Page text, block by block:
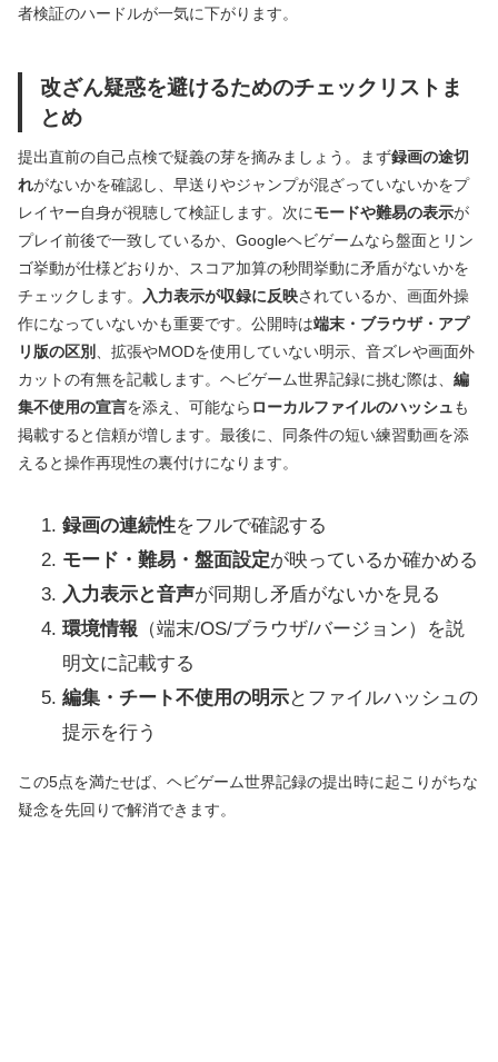
者検証のハードルが一気に下がります。
改ざん疑惑を避けるためのチェックリストま
とめ
提出直前の自己点検で疑義の芽を摘みましょう。まず録画の途切
れがないかを確認し、早送りやジャンプが混ざっていないかをプ
レイヤー自身が視聴して検証します。次にモードや難易の表示が
プレイ前後で一致しているか、Googleヘビゲームなら盤面とリン
ゴ挙動が仕様どおりか、スコア加算の秒間挙動に矛盾がないかを
チェックします。 入力表示が収録に反映されているか、画面外操
作になっていないかも重要です。公開時は端末・ブラウザ・アプ
リ版の区別 、拡張やMODを使用していない明示、音ズレや画面外
カットの有無を記載します。ヘビゲーム世界記録に挑む際は、 編
集不使用の宣言を添え、可能なら ローカルファイルのハッシュも
掲載すると信頼が増します。最後に、同条件の短い練習動画を添
えると操作再現性の裏付けになります。
録画の連続性をフルで確認する
モード・難易・盤面設定が映っているか確かめる
入力表示と音声が同期し矛盾がないかを見る
環境情報 （端末/OS/ブラウザ/バージョン）を説
明文に記載する
編集・チート不使用の明示とファイルハッシュの
提示を行う
この5点を満たせば、ヘビゲーム世界記録の提出時に起こりがちな
疑念を先回りで解消できます。